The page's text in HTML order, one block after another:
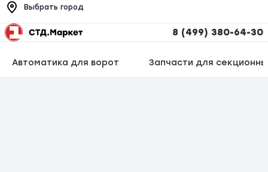
Выбрать город
8 (499) 380-64-30
Автоматика для ворот Запчасти для